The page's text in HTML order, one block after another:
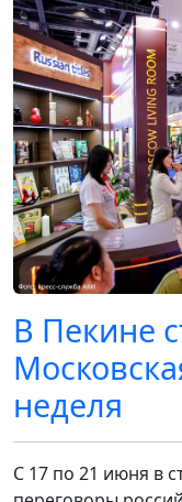
В Пекине
неделя
С 17 по 21 июня в